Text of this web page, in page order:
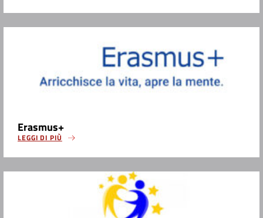
Erasmus+
LEGGI DI PIÙ